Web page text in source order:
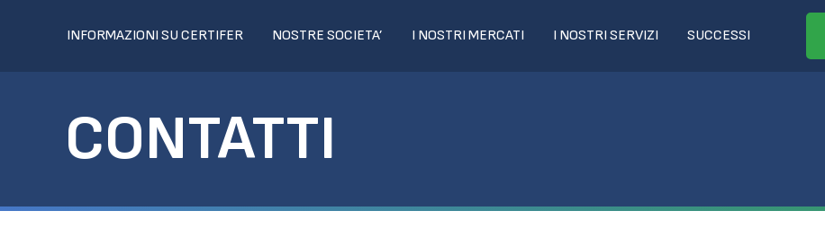
INFORMAZIONI SU CERTIFER NOSTRE SOCIETA’ I NOSTRI MERCATI I NOSTRI SERVIZI SUCCESSI
CONTATTI